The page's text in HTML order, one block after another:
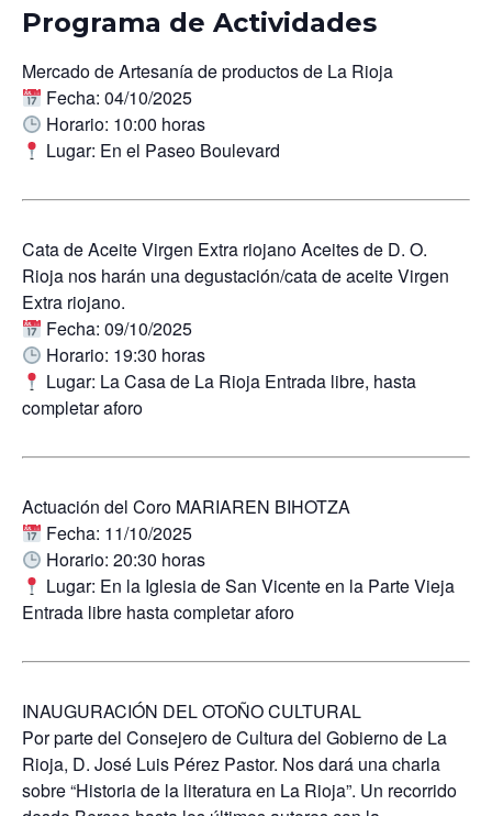
Programa de Actividades
Mercado de Artesanía de productos de La Rioja
Fecha: 04/10/2025
Horario: 10:00 horas
Lugar: En el Paseo Boulevard
Cata de Aceite Virgen Extra riojanoAceites de D. O.
Rioja nos harán una degustación/cata de aceite Virgen
Extra riojano.
Fecha: 09/10/2025
Horario: 19:30 horas
Lugar: La Casa de La Rioja Entrada libre, hasta
completar aforo
Actuación del Coro MARIAREN BIHOTZA
Fecha: 11/10/2025
Horario: 20:30 horas
Lugar: En la Iglesia de San Vicente en la Parte Vieja
Entrada libre hasta completar aforo
INAUGURACIÓN DEL OTOÑO CULTURAL
Por parte del Consejero de Cultura del Gobierno de La
Rioja, D. José Luis Pérez Pastor. Nos dará una charla
sobre “Historia de la literatura en La Rioja”. Un recorrido